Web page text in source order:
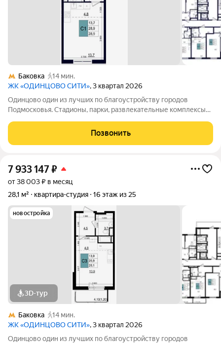
Баковка
14 мин.
ЖК «ОДИНЦОВО СИТИ», 3 квартал 2026
Одинцово один из лучших по благоустройству городов
Подмосковья. Стадионы, парки, развлекательные комплексы
рестораны, салоны красоты и удобные магазины расположены
прямо в вашем дворе, на 1-х
Позвонить
7 933 147₽
от 38 003 ₽ в месяц
28,1 м²
квартира-студия 16 этаж из 25
новостройка
3D-тур
Баковка
14 мин.
ЖК «ОДИНЦОВО СИТИ», 3 квартал 2026
Одинцово один из лучших по благоустройству городов